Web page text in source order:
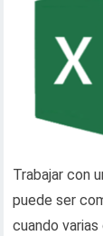
Trabajar con
puede ser
cuando